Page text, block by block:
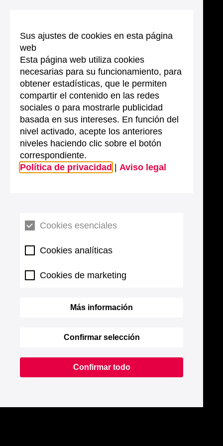
Sus ajustes de cookies en esta página
web
Esta página web utiliza cookies
necesarias para su funcionamiento, para
obtener estadísticas, que le permiten
compartir el contenido en las redes
sociales o para mostrarle publicidad
basada en sus intereses. En función del
nivel activado, acepte los anteriores
niveles haciendo clic sobre el botón
correspondiente.
Política de privacidad
Aviso legal
Cookies esenciales
Cookies analíticas
Cookies de marketing
Más información
Confirmar selección
Confirmar todo